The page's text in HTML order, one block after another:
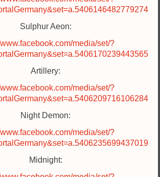
Sulphur Aeon:
media/set/?
Artillery:
media/set/?
Night Demon:
media/set/?
Midnight: